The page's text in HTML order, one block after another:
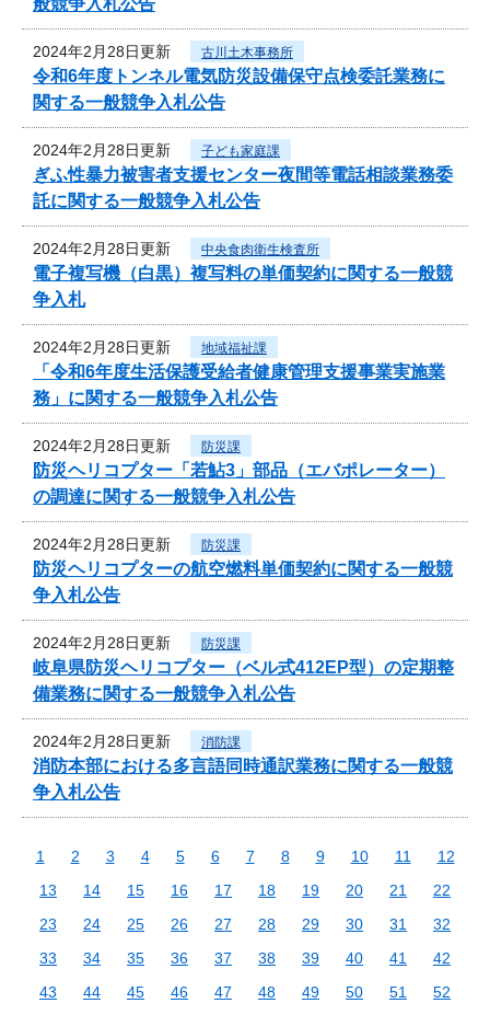
2024年2月28日更新 古川土木事務所
令和6年度トンネル電気防災設備保守点検委託業務に
関する一般競争入札公告
2024年2月28日更新 子ども家庭課
ぎふ性暴力被害者支援センター夜間等電話相談業務委
託に関する一般競争入札公告
2024年2月28日更新 中央食肉衛生検査所
電子複写機（白黒）複写料の単価契約に関する一般競
争入札
2024年2月28日更新 地域福祉課
「令和6年度生活保護受給者健康管理支援事業実施業
務」に関する一般競争入札公告
2024年2月28日更新 防災課
防災ヘリコプター「若鮎3」部品（エバポレーター）
の調達に関する一般競争入札公告
2024年2月28日更新 防災課
防災ヘリコプターの航空燃料単価契約に関する一般競
争入札公告
2024年2月28日更新 防災課
岐阜県防災ヘリコプター（ベル式412EP型）の定期整
備業務に関する一般競争入札公告
2024年2月28日更新 消防課
消防本部における多言語同時通訳業務に関する一般競
争入札公告
1 2 3 4 5 6 7 8 9 10 11
12
13
14 15 16 17 18 19 20 21
22
23
24 25 26 27 28 29 30 31
32
33
34 35 36 37 38 39 40 41
42
43
44 45 46 47 48 49 50 51
52